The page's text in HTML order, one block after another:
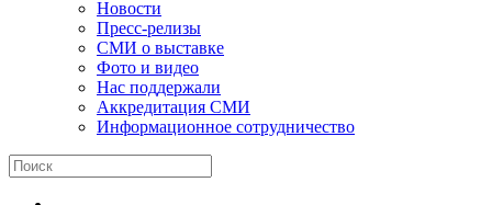
Новости
Пресс-релизы
СМИ о выставке
Фото и видео
Нас поддержали
Аккредитация СМИ
Информационное сотрудничество